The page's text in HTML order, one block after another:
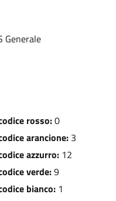
Generale
rosso:0
arancione: 3
azzurro: 12
verde:9
bianco: 1